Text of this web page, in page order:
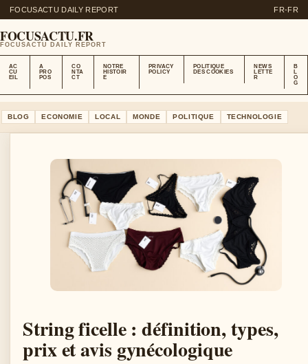
FOCUSACTU DAILY REPORT FR-FR
FOCUSACTU.FR
FOCUSACTU DAILY REPORT
AC
CU
EIL
A
PRO
POS
CO
NTA
CT
NOTRE
HISTOIR
E
PRIVACY
POLICY
POLITIQUE
DES COOKIES
NEWS
LETTE
R
B
L
O
G
BLOG ECONOMIE LOCAL MONDE POLITIQUE TECHNOLOGIE
String ficelle : définition, types,
prix et avis gynécologique